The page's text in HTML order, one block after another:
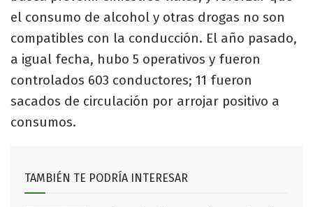
el consumo de alcohol y otras drogas no son
compatibles con la conducción. El año pasado,
a igual fecha, hubo 5 operativos y fueron
controlados 603 conductores; 11 fueron
sacados de circulación por arrojar positivo a
consumos.
TAMBIÉN TE PODRÍA INTERESAR